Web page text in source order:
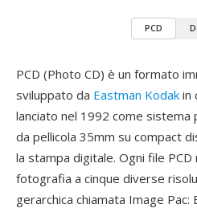
PCD
PCD (Photo CD) è un formato
sviluppato da Eastman Kodak in
lanciato nel 1992 come
da pellicola 35mm su compact
la stampa digitale. Ogni file
fotografia a cinque diverse
gerarchica chiamata Image